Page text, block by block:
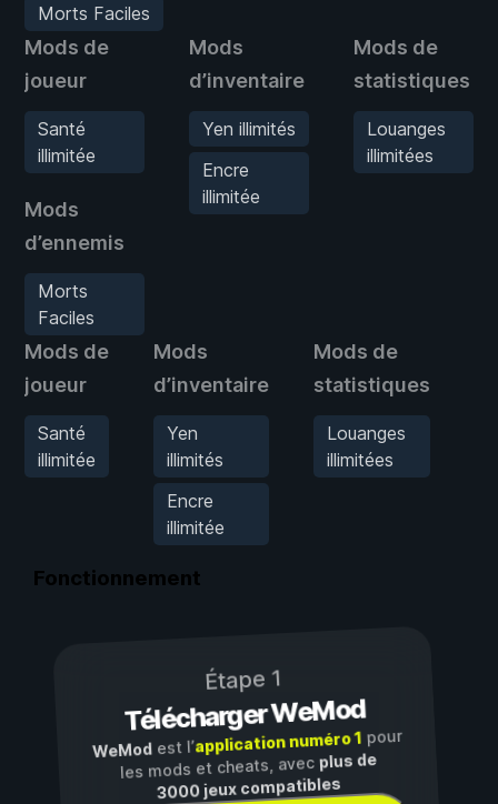
Morts Faciles
Mods de
joueur
Santé
illimitée
Mods
d’ennemis
Morts
Faciles
Mods
d’inventaire
Yen illimités
Encre
illimitée
Mods de
statistiques
Louanges
illimitées
Mods de
joueur
Santé
illimitée
Mods
d’inventaire
Yen
illimités
Encre
illimitée
Mods de
statistiques
Louanges
illimitées
Fonctionnement
Étape 1
Télécharger WeMod
WeModest l’application numéro 1pour
les mods et cheats, avec plus de
3000 jeux compatibles